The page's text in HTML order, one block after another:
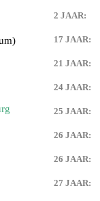
2 JAAR:
17 JAAR:
21 JAAR:
24 JAAR:
25 JAAR:
26 JAAR:
26 JAAR:
27 JAAR: